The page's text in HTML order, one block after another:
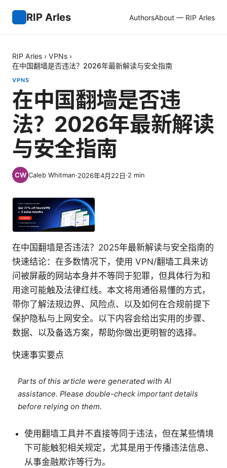
RIP Arles AuthorsAbout — RIP Arles
RIP Arles › VPNs ›
在中国翻墙是否违法？2026年最新解读与安全指南
VPNS
在中国翻墙是否违
法？2026年最新解读
与安全指南
Caleb Whitman·2026年4月22日·2 min
在中国翻墙是否违法？2025年最新解读与安全指南的
快速结论：在多数情况下，使用 VPN/翻墙工具来访
问被屏蔽的网站本身并不等同于犯罪，但具体行为和
用途可能触及法律红线。本文将用通俗易懂的方式，
带你了解法规边界、风险点、以及如何在合规前提下
保护隐私与上网安全。以下内容会给出实用的步骤、
数据、以及备选方案，帮助你做出更明智的选择。
快速事实要点
Parts of this article were generated with AI
assistance. Please double-check important details
before relying on them.
使用翻墙工具并不直接等同于违法，但在某些情境
下可能触犯相关规定，尤其是用于传播违法信息、
从事金融欺诈等行为。